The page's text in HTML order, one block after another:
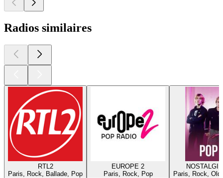
Radios similaires
RTL2
Paris, Rock, Ballade, Pop
EUROPE 2
Paris, Rock, Pop
Paris, Rock,